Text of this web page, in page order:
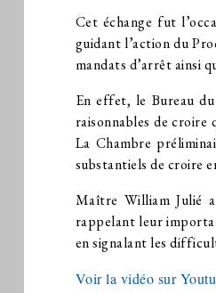
Cet échange fut
guidant l’action du
mandats d’arrêt ainsi
En effet, le Bureau
raisonnables de croire
La Chambre
substantiels de croire
Maître William Julié
rappelant leur
en signalant les
Voir la vidéo sur